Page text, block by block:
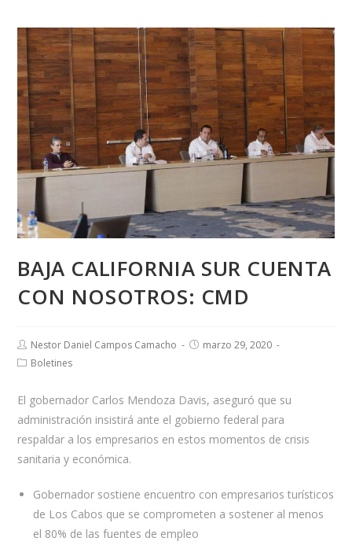
BAJA CALIFORNIA SUR CUENTA
CON NOSOTROS: CMD
Nestor Daniel Campos Camacho
marzo 29, 2020
Boletines
El gobernador Carlos Mendoza Davis, aseguró que su
administración insistirá ante el gobierno federal para
respaldar a los empresarios en estos momentos de crisis
sanitaria y económica.
Gobernador sostiene encuentro con empresarios turísticos
de Los Cabos que se comprometen a sostener al menos
el 80% de las fuentes de empleo